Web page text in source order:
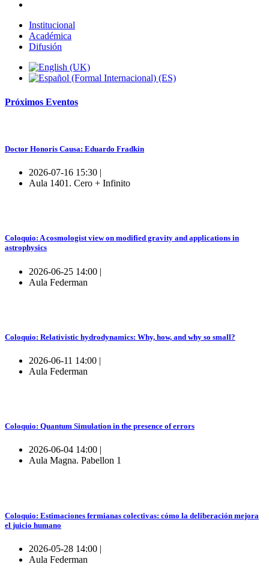
Institucional
Académica
Difusión
Próximos Eventos
Doctor Honoris Causa: Eduardo Fradkin
2026-07-16 15:30 |
Aula 1401. Cero + Infinito
Coloquio: A cosmologist view on modified gravity and applications in
astrophysics
2026-06-25 14:00 |
Aula Federman
Coloquio: Relativistic hydrodynamics: Why, how, and why so small?
2026-06-11 14:00 |
Aula Federman
Coloquio: Quantum Simulation in the presence of errors
2026-06-04 14:00 |
Aula Magna. Pabellon 1
Coloquio: Estimaciones fermianas colectivas: cómo la deliberación mejora
el juicio humano
2026-05-28 14:00 |
Aula Federman